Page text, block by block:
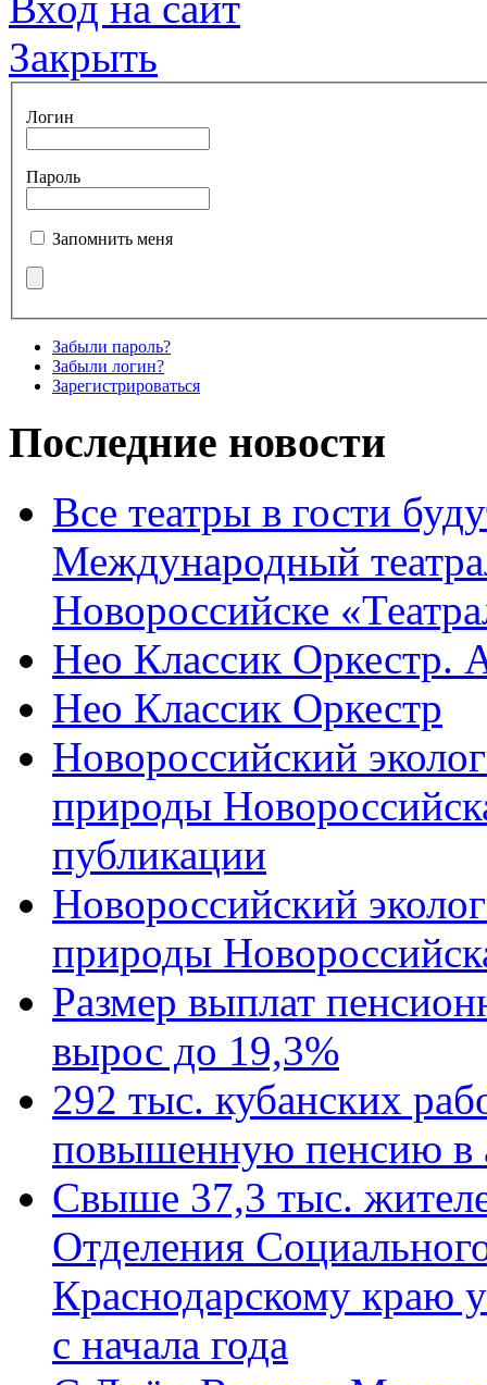
Закрыть
Логин
Пароль
Запомнить меня
Забыли пароль?
Забыли логин?
Зарегистрироваться
Последние новости
Все театры в гости
Международный
Новороссийске
Нео Классик Оркестр.
Нео Классик Оркестр
Новороссийский
природы
публикации
Новороссийский
природы
Размер выплат
вырос до 19,3%
292 тыс. кубанских
повышенную пенсию в
Свыше 37,3 тыс.
Отделения
Краснодарскому краю
с начала года